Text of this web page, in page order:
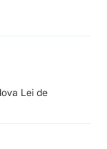
Lei de